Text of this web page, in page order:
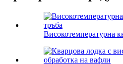
Високотемпературна